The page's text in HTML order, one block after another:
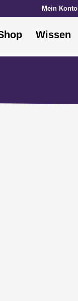
Mein Konto
Wissen